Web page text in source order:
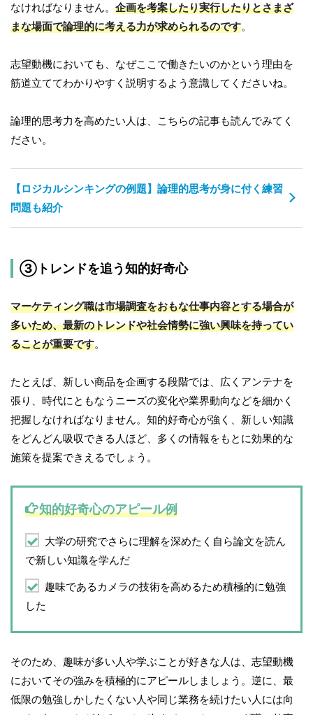
なければなりません。 企画を考案したり実行したりとさまざ
まな場面で論理的に考える力が求められるのです。
志望動機においても、なぜここで働きたいのかという理由を
筋道立ててわかりやすく説明するよう意識してくださいね。
論理的思考力を高めたい人は、こちらの記事も読んでみてく
ださい。
【ロジカルシンキングの例題】論理的思考が身に付く練習
問題も紹介
③トレンドを追う知的好奇心
マーケティング職は市場調査をおもな仕事内容とする場合が
多いため、最新のトレンドや社会情勢に強い興味を持ってい
ることが重要です。
たとえば、新しい商品を企画する段階では、広くアンテナを
張り、時代にともなうニーズの変化や業界動向などを細かく
把握しなければなりません。知的好奇心が強く、新しい知識
をどんどん吸収できる人ほど、多くの情報をもとに効果的な
施策を提案できえるでしょう。
知的好奇心のアピール例
大学の研究でさらに理解を深めたく自ら論文を読ん
で新しい知識を学んだ
趣味であるカメラの技術を高めるため積極的に勉強
した
そのため、趣味が多い人や学ぶことが好きな人は、志望動機
においてその強みを積極的にアピールしましょう。逆に、最
低限の勉強しかしたくない人や同じ業務を続けたい人には向